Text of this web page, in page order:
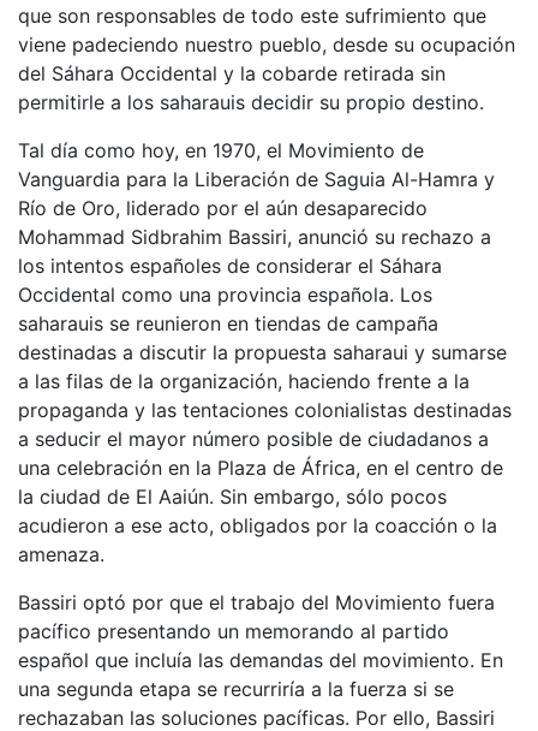
que son responsables de todo este sufrimiento que
viene padeciendo nuestro pueblo, desde su ocupación
del Sáhara Occidental y la cobarde retirada sin
permitirle a los saharauis decidir su propio destino.
Tal día como hoy, en 1970, el Movimiento de
Vanguardia para la Liberación de Saguia Al-Hamra y
Río de Oro, liderado por el aún desaparecido
Mohammad Sidbrahim Bassiri, anunció su rechazo a
los intentos españoles de considerar el Sáhara
Occidental como una provincia española. Los
saharauis se reunieron en tiendas de campaña
destinadas a discutir la propuesta saharaui y sumarse
a las filas de la organización, haciendo frente a la
propaganda y las tentaciones colonialistas destinadas
a seducir el mayor número posible de ciudadanos a
una celebración en la Plaza de África, en el centro de
la ciudad de El Aaiún. Sin embargo, sólo pocos
acudieron a ese acto, obligados por la coacción o la
amenaza.
Bassiri optó por que el trabajo del Movimiento fuera
pacífico presentando un memorando al partido
español que incluía las demandas del movimiento. En
una segunda etapa se recurriría a la fuerza si se
rechazaban las soluciones pacíficas. Por ello, Bassiri